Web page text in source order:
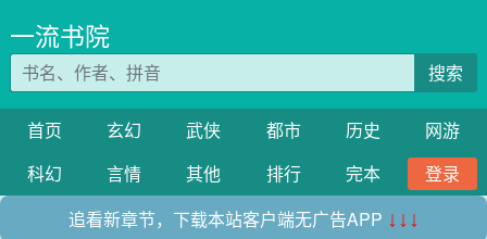
一流书院
搜索
首页 玄幻 武侠 都市 历史
网游
科幻
言情 其他 排行 完本
登录
追看新章节，下载本站客户端无广告APP ↓↓↓